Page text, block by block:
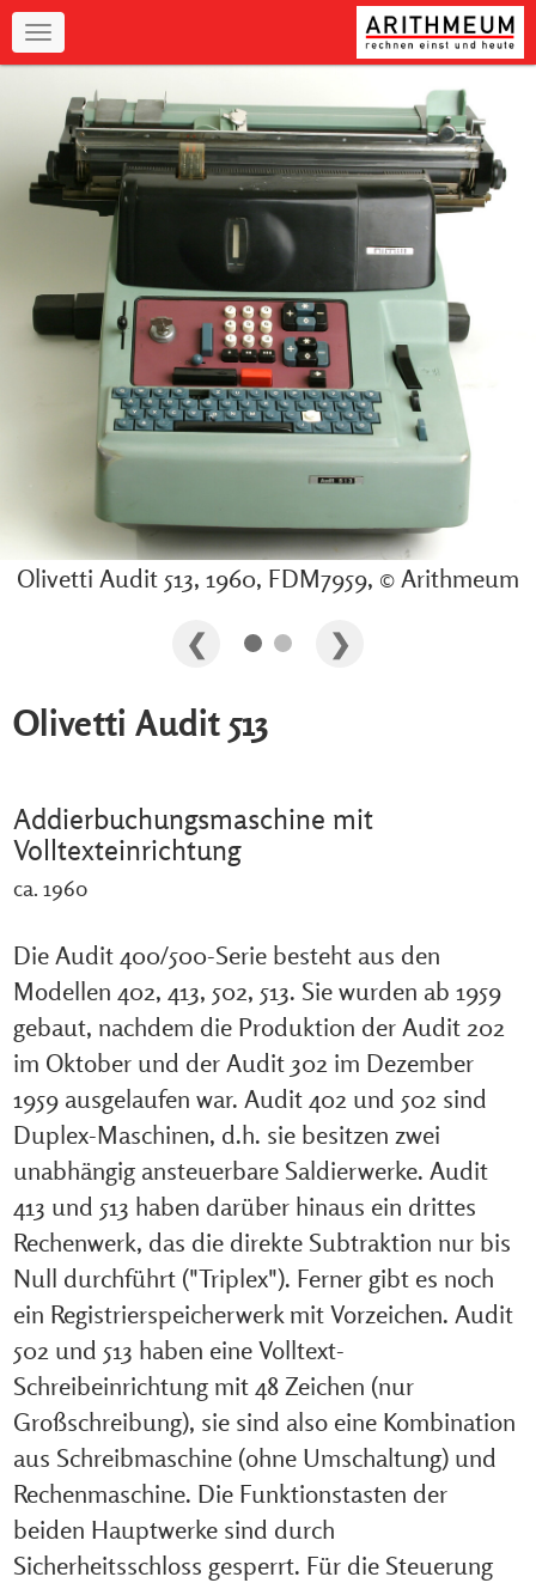
Navigation
Olivetti Audit 513, 1960, FDM7959, © Arithmeum
Olivetti Audit 513
Addierbuchungsmaschine mit
Volltexteinrichtung
ca. 1960
Die Audit 400/500-Serie besteht aus den
Modellen 402, 413, 502, 513. Sie wurden ab 1959
gebaut, nachdem die Produktion der Audit 202
im Oktober und der Audit 302 im Dezember
1959 ausgelaufen war. Audit 402 und 502 sind
Duplex-Maschinen, d.h. sie besitzen zwei
unabhängig ansteuerbare Saldierwerke. Audit
413 und 513 haben darüber hinaus ein drittes
Rechenwerk, das die direkte Subtraktion nur bis
Null durchführt ("Triplex"). Ferner gibt es noch
ein Registrierspeicherwerk mit Vorzeichen. Audit
502 und 513 haben eine Volltext-
Schreibeinrichtung mit 48 Zeichen (nur
Großschreibung), sie sind also eine Kombination
aus Schreibmaschine (ohne Umschaltung) und
Rechenmaschine. Die Funktionstasten der
beiden Hauptwerke sind durch
Sicherheitsschloss gesperrt. Für die Steuerung